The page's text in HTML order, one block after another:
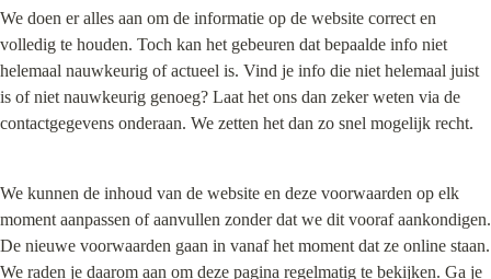
We doen er alles aan om de informatie op de website correct en
volledig te houden. Toch kan het gebeuren dat bepaalde info niet
helemaal nauwkeurig of actueel is. Vind je info die niet helemaal juist
is of niet nauwkeurig genoeg? Laat het ons dan zeker weten via de
contactgegevens onderaan. We zetten het dan zo snel mogelijk recht.
We kunnen de inhoud van de website en deze voorwaarden op elk
moment aanpassen of aanvullen zonder dat we dit vooraf aankondigen.
De nieuwe voorwaarden gaan in vanaf het moment dat ze online staan.
We raden je daarom aan om deze pagina regelmatig te bekijken. Ga je